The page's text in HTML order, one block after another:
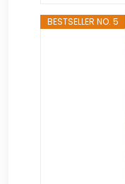
BESTSELLER NO. 5